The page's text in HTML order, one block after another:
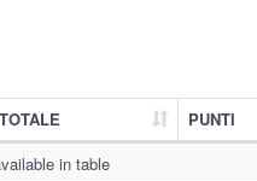
TOTALE PUNTI
in table